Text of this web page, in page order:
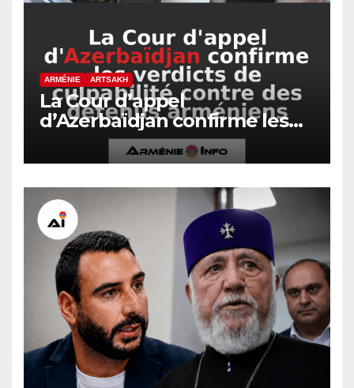
ARMÉNIE ARTSAKH
La Cour d’appel
d’Azerbaïdjan confirme les
verdicts de culpabilité contre
des détenus arméniens